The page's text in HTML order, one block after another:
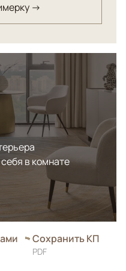
эффект
нестандартной форме
интерьера —
характера.
→
в комнате
Сохранить КП
PDF